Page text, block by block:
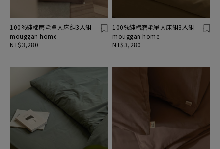
100%純棉磨毛單人床組3入組-
mouggan home
NT$3,280
100%純棉磨毛單人床組3入組-
mouggan home
NT$3,280